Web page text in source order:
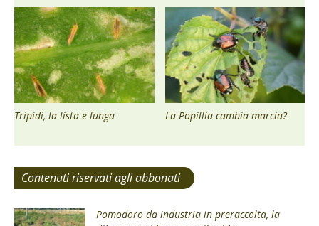
Tripidi, la lista è lunga La Popillia cambia marcia?
Contenuti riservati agli abbonati
Pomodoro da industria in preraccolta, la